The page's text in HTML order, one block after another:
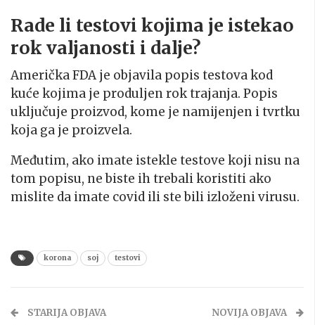
Rade li testovi kojima je istekao
rok valjanosti i dalje?
Američka FDA je objavila popis testova kod
kuće kojima je produljen rok trajanja. Popis
uključuje proizvod, kome je namijenjen i tvrtku
koja ga je proizvela.
Međutim, ako imate istekle testove koji nisu na
tom popisu, ne biste ih trebali koristiti ako
mislite da imate covid ili ste bili izloženi virusu.
korona soj testovi
STARIJA OBJAVA NOVIJA OBJAVA